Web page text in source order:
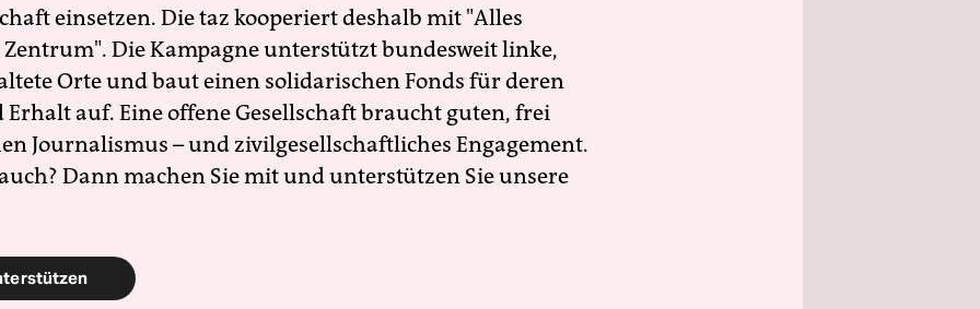
einsetzen. Die taz kooperiert deshalb mit "Alles
Die Kampagne unterstützt bundesweit linke,
Orte und baut einen solidarischen Fonds für deren
Erhalt auf. Eine offene Gesellschaft braucht guten, frei
Journalismus – und zivilgesellschaftliches Engagement.
Dann machen Sie mit und unterstützen Sie unsere